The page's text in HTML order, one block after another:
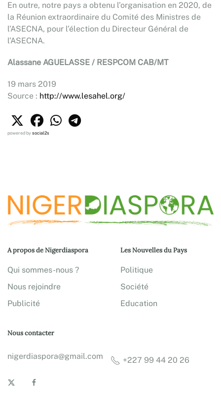
En outre, notre pays a obtenu l’organisation en 2020, de
la Réunion extraordinaire du Comité des Ministres de
l’ASECNA, pour l’élection du Directeur Général de
l’ASECNA.
Alassane AGUELASSE / RESPCOM CAB/MT
19 mars 2019
Source : http://www.lesahel.org/
powered bysocial2s
A propos de Nigerdiaspora
Qui sommes-nous ?
Nous rejoindre
Publicité
Les Nouvelles du Pays
Politique
Société
Education
Nous contacter
nigerdiaspora@gmail.com +227 99 44 20 26